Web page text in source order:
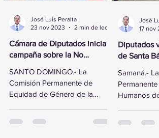
Cámara de Diputados inicia
campaña sobre la No
SANTO DOMINGO.- La
Comisión Permanente de
Equidad de Género de la
José Luis Peralta
23 nov 2023
Diputados
de Santa
Samaná.-
Humanos
José
17 nov